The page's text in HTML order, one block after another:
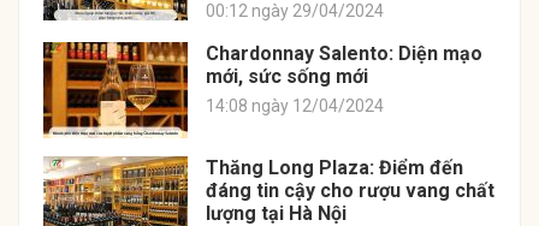
00:12 ngày 29/04/2024
Chardonnay Salento: Diện mạo
mới, sức sống mới
14:08 ngày 12/04/2024
Thăng Long Plaza: Điểm đến
đáng tin cậy cho rượu vang chất
lượng tại Hà Nội